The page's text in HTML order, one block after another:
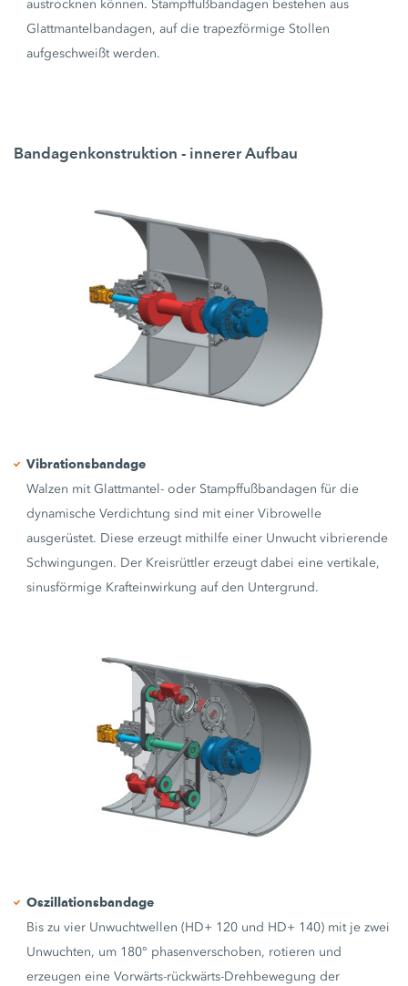
austrocknen können. Stampffußbandagen bestehen aus
Glattmantelbandagen, auf die trapezförmige Stollen
aufgeschweißt werden.
Bandagenkonstruktion - innerer Aufbau
Vibrationsbandage
Walzen mit Glattmantel- oder Stampffußbandagen für die
dynamische Verdichtung sind mit einer Vibrowelle
ausgerüstet. Diese erzeugt mithilfe einer Unwucht vibrierende
Schwingungen. Der Kreisrüttler erzeugt dabei eine vertikale,
sinusförmige Krafteinwirkung auf den Untergrund.
Oszillationsbandage
Bis zu vier Unwuchtwellen (HD+ 120 und HD+ 140) mit je zwei
Unwuchten, um 180° phasenverschoben, rotieren und
erzeugen eine Vorwärts-rückwärts-Drehbewegung der